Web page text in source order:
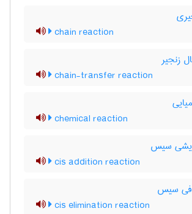
chain reaction
زنجیر
chain-transfer reaction
chemical reaction
سیس
cis addition reaction
سیس
cis elimination reaction